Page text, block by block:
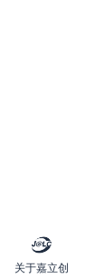
关于嘉立创